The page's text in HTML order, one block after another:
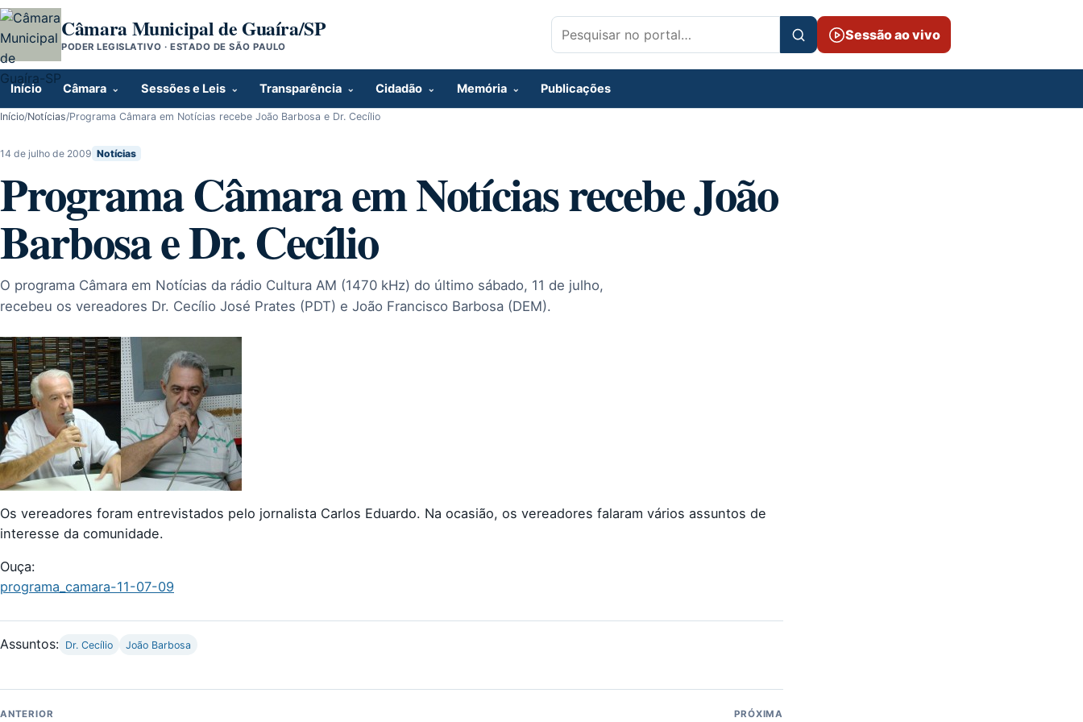
Pular para o conteúdo
Câmara Municipal de Guaíra/SP
PODER LEGISLATIVO · ESTADO DE SÃO PAULO
Pesquisar por:
Sessão ao vivo
Início Câmara Sessões e Leis Transparência Cidadão Memória Publicações
Início/Notícias/Programa Câmara em Notícias recebe João Barbosa e Dr. Cecílio
14 de julho de 2009 Notícias
Programa Câmara em Notícias recebe João
Barbosa e Dr. Cecílio
O programa Câmara em Notícias da rádio Cultura AM (1470 kHz) do último sábado, 11 de julho,
recebeu os vereadores Dr. Cecílio José Prates (PDT) e João Francisco Barbosa (DEM).
Os vereadores foram entrevistados pelo jornalista Carlos Eduardo. Na ocasião, os vereadores falaram vários assuntos de
interesse da comunidade.
Ouça:
programa_camara-11-07-09
Assuntos: Dr. Cecílio João Barbosa
ANTERIOR PRÓXIMA